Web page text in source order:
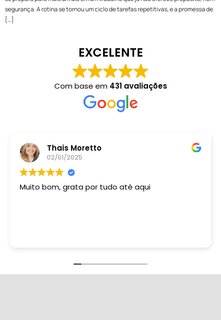
segurança. A rotina se tornou um ciclo de tarefas repetitivas, e a promessa de
[…]
EXCELENTE
Com base em 431 avaliações
Thais Moretto
02/01/2025
Muito bom, grata por tudo até aqui